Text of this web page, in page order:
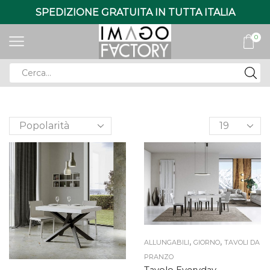
SPEDIZIONE GRATUITA IN TUTTA ITALIA
0
input
Products
per
ALLUNGABILI, GIORNO, TAVOLI DA
PRANZO